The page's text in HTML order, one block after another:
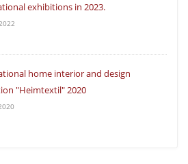
exhibitions in 2023.
home interior and design
"Heimtextil" 2020